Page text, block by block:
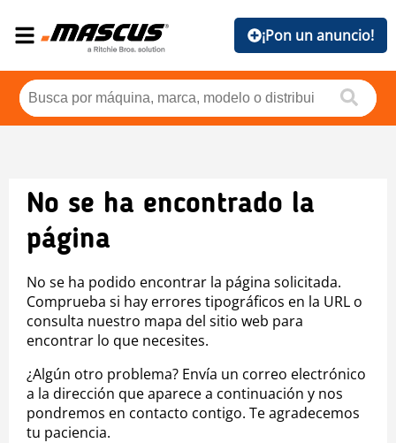
¡Pon un anuncio!
No se ha encontrado la
página
No se ha podido encontrar la página solicitada.
Comprueba si hay errores tipográficos en la URL o
consulta nuestro mapa del sitio web para
encontrar lo que necesites.
¿Algún otro problema? Envía un correo electrónico
a la dirección que aparece a continuación y nos
pondremos en contacto contigo. Te agradecemos
tu paciencia.